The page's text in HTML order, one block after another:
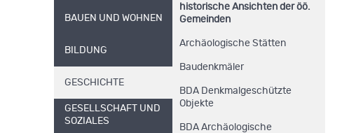
BAUEN UND WOHNEN
BILDUNG
GESCHICHTE
historische Ansichten der öö.
Gemeinden
Archäologische Stätten
Baudenkmäler
BDA Denkmalgeschützte
Objekte
BDA Archäologische
GESELLSCHAFT UND
SOZIALES